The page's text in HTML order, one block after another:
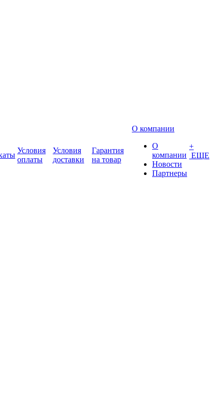
Условия
оплаты
Условия
доставки
Гарантия
на товар
О компании
О
компании
Новости
Партнеры
+
ЕЩЕ